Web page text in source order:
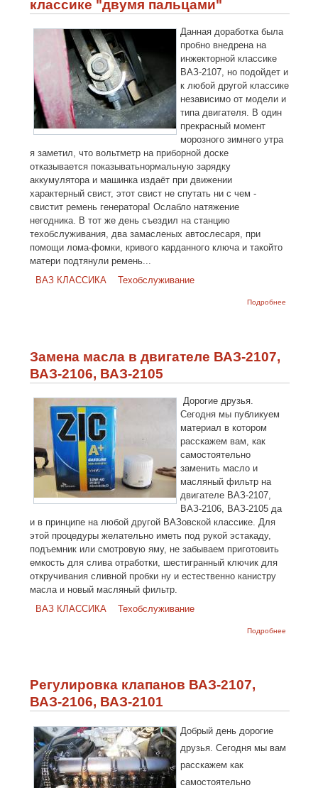
классике "двумя пальцами"
Данная доработка была
пробно внедрена на
инжекторной классике
ВАЗ-2107, но подойдет и
к любой другой классике
независимо от модели и
типа двигателя. В один
прекрасный момент
морозного зимнего утра
я заметил, что вольтметр на приборной доске
отказывается показыватьнормальную зарядку
аккумулятора и машинка издаёт при движении
характерный свист, этот свист не спутать ни с чем -
свистит ремень генератора! Ослабло натяжение
негодника. В тот же день съездил на станцию
техобслуживания, два замасленых автослесаря, при
помощи лома-фомки, кривого карданного ключа и такойто
матери подтянули ремень...
ВАЗ КЛАССИКА
Техобслуживание
Подробнее
Замена масла в двигателе ВАЗ-2107,
ВАЗ-2106, ВАЗ-2105
Дорогие друзья.
Сегодня мы публикуем
материал в котором
расскажем вам, как
самостоятельно
заменить масло и
масляный фильтр на
двигателе ВАЗ-2107,
ВАЗ-2106, ВАЗ-2105 да
и в принципе на любой другой ВАЗовской классике. Для
этой процедуры желательно иметь под рукой эстакаду,
подъемник или смотровую яму, не забываем приготовить
емкость для слива отработки, шестигранный ключик для
откручивания сливной пробки ну и естественно канистру
масла и новый масляный фильтр.
ВАЗ КЛАССИКА
Техобслуживание
Подробнее
Регулировка клапанов ВАЗ-2107,
ВАЗ-2106, ВАЗ-2101
Добрый день дорогие
друзья. Сегодня мы вам
расскажем как
самостоятельно